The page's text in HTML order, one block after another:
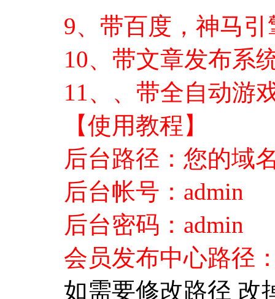
9、带百度，神马
10、带文章发布系
11、、带全自动游
【使用教程】
后台路径：您的域
后台帐号：admin
后台密码：admin
会员发布中心路径
如需要修改路径 改